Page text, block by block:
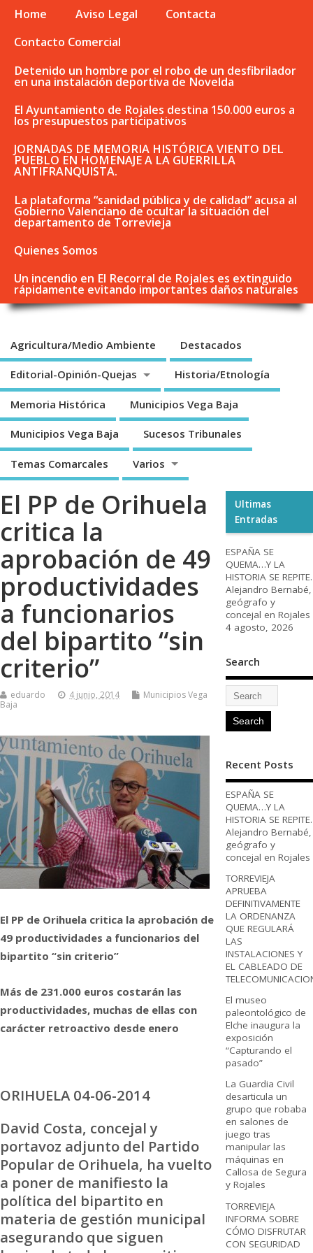
Home Aviso Legal
Contacta
Contacto Comercial
Detenido un hombre por el robo de un desfibrilador
en una instalación deportiva de Novelda
El Ayuntamiento de Rojales destina 150.000 euros a
los presupuestos participativos
JORNADAS DE MEMORIA HISTÓRICA VIENTO DEL
PUEBLO EN HOMENAJE A LA GUERRILLA
ANTIFRANQUISTA.
La plataforma “sanidad pública y de calidad” acusa al
Gobierno Valenciano de ocultar la situación del
departamento de Torrevieja
Quienes Somos
Un incendio en El Recorral de Rojales es extinguido
rápidamente evitando importantes daños naturales
Agricultura/Medio Ambiente Destacados
Editorial-Opinión-Quejas Historia/Etnología
Memoria Histórica Municipios Vega Baja
Municipios Vega Baja Sucesos Tribunales
Temas Comarcales Varios
El PP de Orihuela
critica la
aprobación de 49
productividades
a funcionarios
del bipartito “sin
criterio”
eduardo 4 junio, 2014
Municipios Vega
Baja
El PP de Orihuela critica la aprobación de
49 productividades a funcionarios del
bipartito “sin criterio”
Más de 231.000 euros costarán las
productividades, muchas de ellas con
carácter retroactivo desde enero
ORIHUELA 04-06-2014
David Costa, concejal y
portavoz adjunto del Partido
Popular de Orihuela, ha vuelto
a poner de manifiesto la
política del bipartito en
materia de gestión municipal
asegurando que siguen
Ultimas
Entradas
ESPAÑA SE
QUEMA…Y LA
HISTORIA SE REPITE.
Alejandro Bernabé,
geógrafo y
concejal en Rojales
4 agosto, 2026
Search
Recent Posts
ESPAÑA SE
QUEMA…Y LA
HISTORIA SE REPITE.
Alejandro Bernabé,
geógrafo y
concejal en Rojales
TORREVIEJA
APRUEBA
DEFINITIVAMENTE
LA ORDENANZA
QUE REGULARÁ
LAS
INSTALACIONES Y
EL CABLEADO DE
El museo
paleontológico de
Elche inaugura la
exposición
“Capturando el
pasado”
La Guardia Civil
desarticula un
grupo que robaba
en salones de
juego tras
manipular las
máquinas en
Callosa de Segura
y Rojales
TORREVIEJA
INFORMA SOBRE
CÓMO DISFRUTAR
CON SEGURIDAD